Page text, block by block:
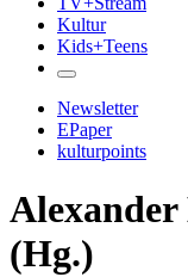
Kultur
Kids+Teens
Newsletter
EPaper
kulturpoints
(Hg.)